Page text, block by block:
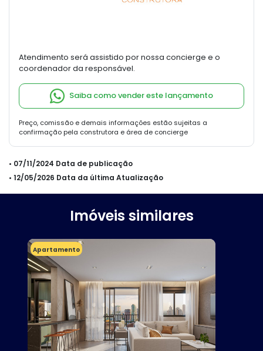
Atendimento será assistido por nossa concierge e o
coordenador da responsável.
Saiba como vender este lançamento
Preço, comissão e demais informações estão sujeitas a
confirmação pela construtora e área de concierge
• 07/11/2024 Data de publicação
• 12/05/2026 Data da última Atualização
Imóveis similares
Apartamento